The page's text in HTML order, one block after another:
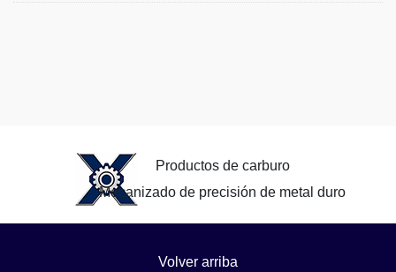
Productos de carburo
Mecanizado de precisión de metal duro
Volver arriba